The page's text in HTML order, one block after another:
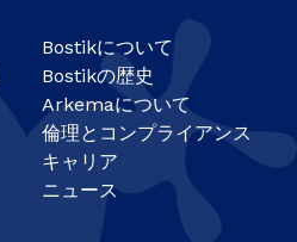
Bostikについて
Bostikの歴史
Arkemaについて
倫理とコンプライアンス
キャリア
ニュース